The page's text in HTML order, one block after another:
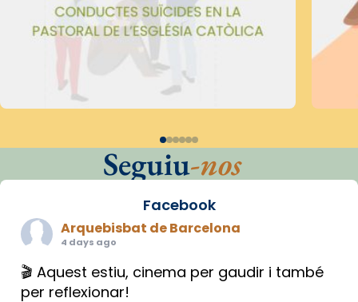
Seguiu-nos
Facebook
Arquebisbat de Barcelona
4 days ago
🎬 Aquest estiu, cinema per gaudir i també
per reflexionar!